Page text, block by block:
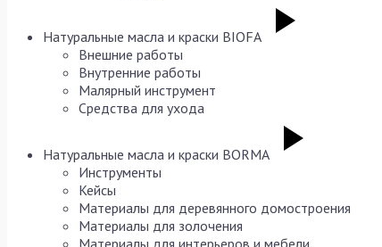
Натуральные масла и краски BIOFA
Внешние работы
Внутренние работы
Малярный инструмент
Средства для ухода
Натуральные масла и краски BORMA
Инструменты
Кейсы
Материалы для деревянного домостроения
Материалы для золочения
Материалы для интерьеров и мебели